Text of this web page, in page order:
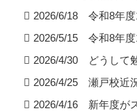
2026/6/18 令和8年度
2026/5/15 令和8年度
2026/4/30 どうして
2026/4/25 瀬戸校近
2026/4/16 新年度が